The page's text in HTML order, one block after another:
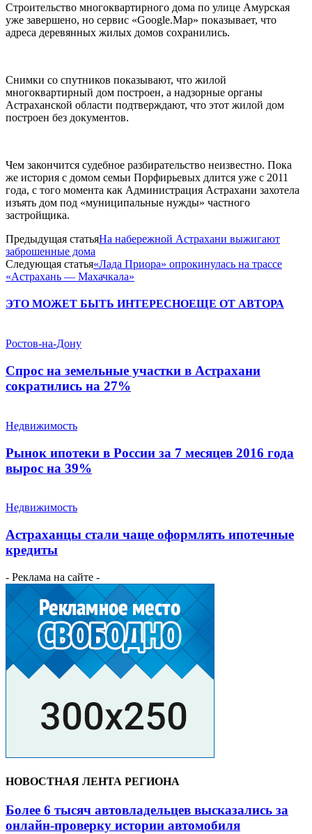
Строительство многоквартирного дома по улице Амурская
уже завершено, но сервис «Google.Map» показывает, что
адреса деревянных жилых домов сохранились.
Снимки со спутников показывают, что жилой
многоквартирный дом построен, а надзорные органы
Астраханской области подтверждают, что этот жилой дом
построен без документов.
Чем закончится судебное разбирательство неизвестно. Пока
же история с домом семьи Порфирьевых длится уже с 2011
года, с того момента как Администрация Астрахани захотела
изъять дом под «муниципальные нужды» частного
застройщика.
Предыдущая статьяНа набережной Астрахани выжигают
заброшенные дома
Следующая статья«Лада Приора» опрокинулась на трассе
«Астрахань — Махачкала»
ЭТО МОЖЕТ БЫТЬ ИНТЕРЕСНОЕЩЕ ОТ АВТОРА
Ростов-на-Дону
Спрос на земельные участки в Астрахани
сократились на 27%
Недвижимость
Рынок ипотеки в России за 7 месяцев 2016 года
вырос на 39%
Недвижимость
Астраханцы стали чаще оформлять ипотечные
кредиты
- Реклама на сайте -
НОВОСТНАЯ ЛЕНТА РЕГИОНА
Более 6 тысяч автовладельцев высказались за
онлайн-проверку истории автомобиля